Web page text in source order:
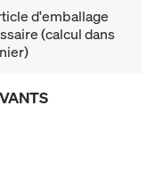
d'emballage
(calcul dans